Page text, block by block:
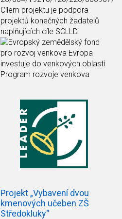
Cílem projektu je podpora
projektů konečných žadatelů
naplňujících cíle SCLLD.
Projekt „Vybavení dvou
kmenových učeben ZŠ
Středokluky“